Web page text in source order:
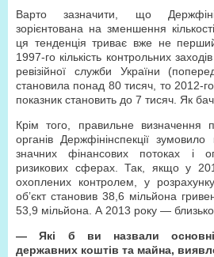
Варто зазначити, що
зорієнтована на зменшення
ця тенденція триває вже не
1997-го кількість контрольних
ревізійної служби України
становила понад 80 тисяч, то 2012-
показник становить до 7 тисяч. Як
Крім того, правильне визначення
органів Держфінінспекції
значних фінансових потоках і
ризикових сферах. Так, якщо у
охоплених контролем, у
об’єкт становив 38,6 мільйона
53,9 мільйона. А 2013 року — близько
— Які б ви назвали основні
державних коштів та майна,